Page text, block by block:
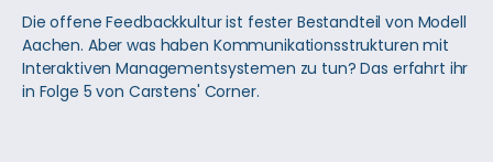
Die offene Feedbackkultur ist fester Bestandteil von Modell
Aachen. Aber was haben Kommunikationsstrukturen mit
Interaktiven Managementsystemen zu tun? Das erfahrt ihr
in Folge 5 von Carstens' Corner.